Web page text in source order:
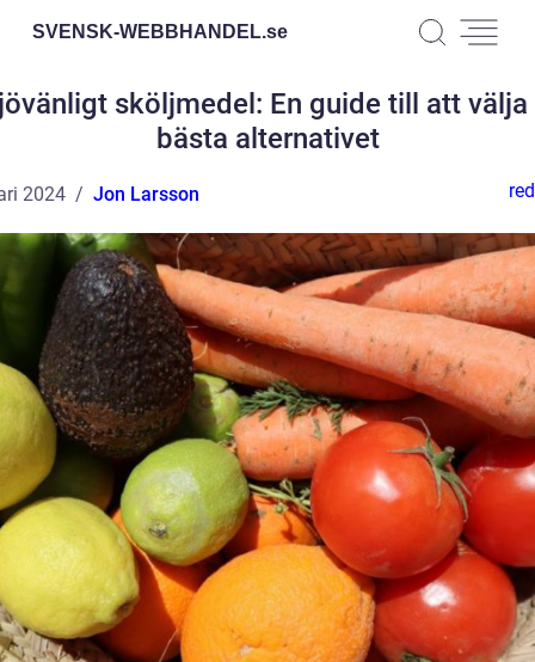
SVENSK-WEBBHANDEL.se
sköljmedel: En guide till att välja
bästa alternativet
2024 Jon Larsson